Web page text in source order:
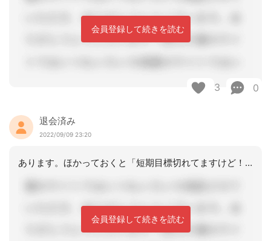
会員登録して続きを読む
3 0
退会済み
2022/09/09 23:20
あります。ほかっておくと「短期目標切れてますけど！」って普通の事業所は催促します
会員登録して続きを読む